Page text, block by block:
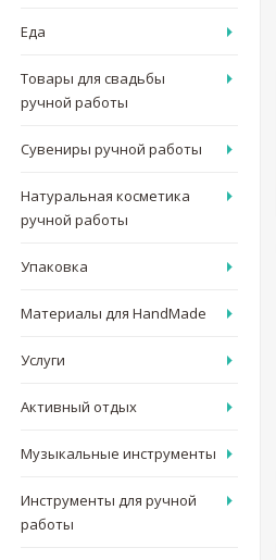
Еда
Товары для свадьбы
ручной работы
Сувениры ручной работы
Натуральная косметика
ручной работы
Упаковка
Материалы для HandMade
Услуги
Активный отдых
Музыкальные инструменты
Инструменты для ручной
работы